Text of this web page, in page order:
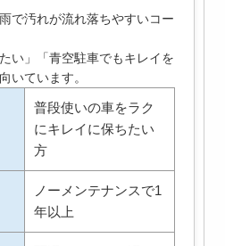
で汚れが流れ落ちやすいコー
い」「青空駐車でもキレイを
いています。
普段使いの車をラク
にキレイに保ちたい
方
ノーメンテナンスで1
年以上